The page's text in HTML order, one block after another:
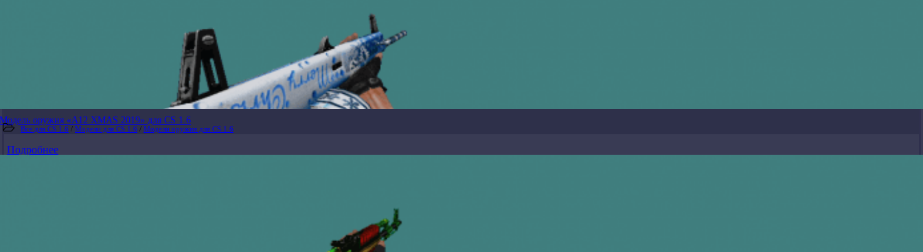
Модель оружия «A12 XMAS 2019» для CS 1.6
Все для CS 1.6 / Модели для CS 1.6 / Модели оружия для CS 1.6
Подробнее